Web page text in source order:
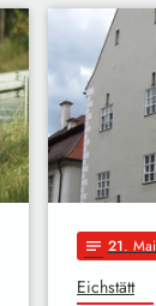
notes 21.
Eichstätt